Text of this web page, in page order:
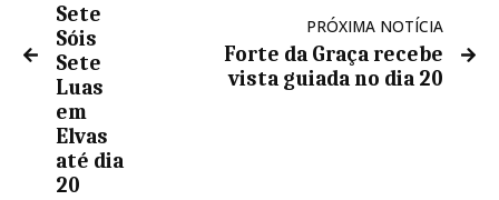
Sete
Sóis
Sete
Luas
em
Elvas
até dia
20
PRÓXIMA NOTÍCIA
Forte da Graça recebe
vista guiada no dia 20